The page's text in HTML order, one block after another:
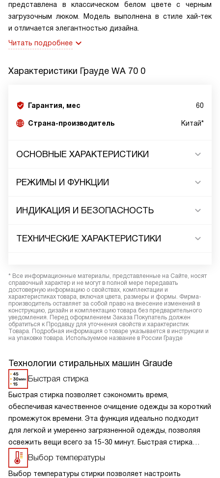
представлена в классическом белом цвете с черным
загрузочным люком. Модель выполнена в стиле хай-тек
и отличается элегантностью дизайна.
Читать подробнее
Характеристики Грауде WA 70 0
Гарантия, мес 60
Страна-производитель Китай*
ОСНОВНЫЕ ХАРАКТЕРИСТИКИ
РЕЖИМЫ И ФУНКЦИИ
ИНДИКАЦИЯ И БЕЗОПАСНОСТЬ
ТЕХНИЧЕСКИЕ ХАРАКТЕРИСТИКИ
* Все информационные материалы, представленные на Сайте, носят
справочный характер и не могут в полной мере передавать
достоверную информацию о свойствах, комплектации и
характеристиках товара, включая цвета, размеры и формы. Фирма-
производитель оставляет за собой право на внесение изменений в
конструкцию, дизайн и комплектацию товара без предварительного
уведомления. Перед оформлением Заказа Покупатель должен
обратиться к Продавцу для уточнения свойств и характеристик
Товара. Подробная информация о товаре указывается в инструкции и
на упаковке товара. Используемое название в России Грауде
Технологии стиральных машин Graude
Быстрая стирка
Быстрая стирка позволяет сэкономить время,
обеспечивая качественное очищение одежды за короткий
промежуток времени. Эта функция идеально подходит
для легкой и умеренно загрязненной одежды, позволяя
освежить вещи всего за 15-30 минут. Быстрая стирка
обеспечивает экономию воды и энергии, что делает
процесс стирки более эффективным и экологичным.
Выбор температуры
Выбор температуры стирки позволяет настроить